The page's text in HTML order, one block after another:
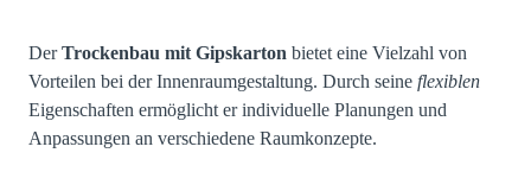
DerTrockenbau mit Gipskarton bietet eine Vielzahl von
Vorteilen bei der Innenraumgestaltung. Durch seine flexiblen
Eigenschaften ermöglicht er individuelle Planungen und
Anpassungen an verschiedene Raumkonzepte.